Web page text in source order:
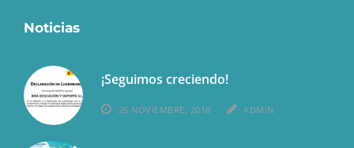
Noticias
¡Seguimos creciendo!
26 NOVIEMBRE, 2018 ADMIN